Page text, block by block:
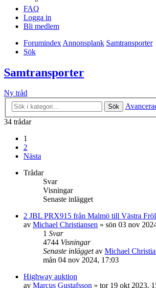
FAQ
Logga in
Bli medlem
Forumindex Annonsplank Samtransporter
Sök
Samtransporter
Ny tråd
Sök
34 trådar
1
2
Nästa
Trådar
Svar
Visningar
Senaste inlägget
2 JBL PRX915 från Malmö till Västra
av Michael Christiansen » sön 03 nov
1 Svar
4744 Visningar
Senaste inläggetav Michael
mån 04 nov 2024, 17:03
Highway auktion
av Marcus Gustafsson » tor 19 okt 2023,